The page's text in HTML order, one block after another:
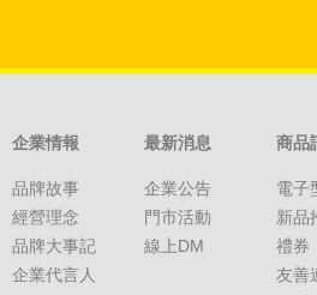
企業情報
品牌故事
經營理念
品牌大事記
企業代言人
最新消息
企業公告
門市活動
線上DM
商品
電子
新品
禮券
友善